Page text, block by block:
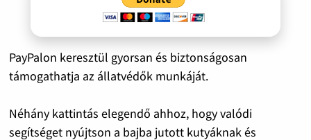
PayPalon keresztül gyorsan és biztonságosan
támogathatja az állatvédők munkáját.
Néhány kattintás elegendő ahhoz, hogy valódi
segítséget nyújtson a bajba jutott kutyáknak és